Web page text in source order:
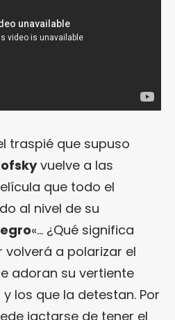
traspié que supuso
vuelve a las
que todo el
al nivel de su
«… ¿Qué significa
volverá a polarizar el
adoran su vertiente
los que la detestan. Por
jactarse de tener el